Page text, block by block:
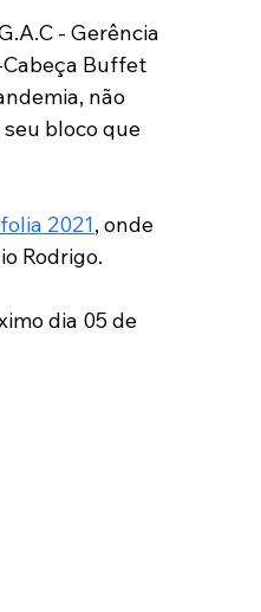
- Gerência
Buffet
não
bloco que
2021, onde
Rodrigo.
dia 05 de